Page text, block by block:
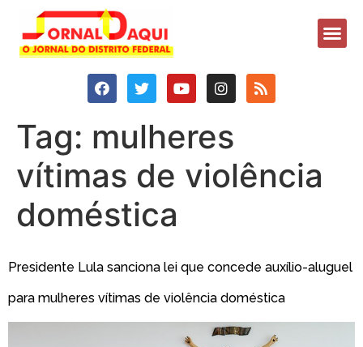
Tag: mulheres
vítimas de violência
doméstica
Presidente Lula sanciona lei que concede auxílio-aluguel
para mulheres vítimas de violência doméstica